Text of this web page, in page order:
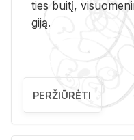
ties bui­tį,
gi­ją.
PERŽIŪRĖTI